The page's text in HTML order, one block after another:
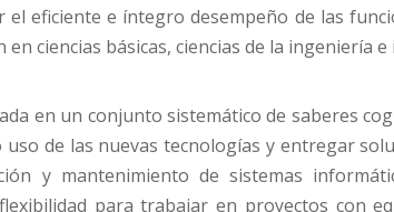
eficiente e íntegro desempeño de las
ciencias básicas, ciencias de la ingeniería
en un conjunto sistemático de saberes
de las nuevas tecnologías y entregar
y mantenimiento de sistemas
para trabajar en proyectos con